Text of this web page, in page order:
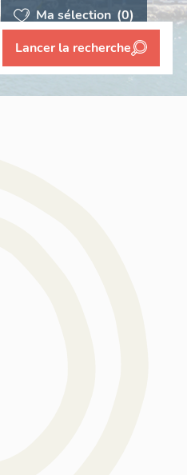
Ma sélection (0)
Lancer la recherche